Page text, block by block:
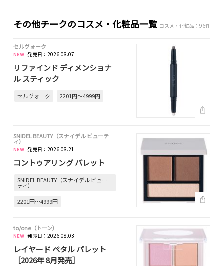
その他チークのコスメ・化粧品一覧 コスメ・化粧品：96件
セルヴォーク
発売日：2026.08.07
リファインド ディメンショナ
ル スティック
セルヴォーク 2201円～4999円
SNIDEL BEAUTY（スナイデル ビューテ
ィ）
発売日：2026.08.21
コントゥアリング パレット
SNIDEL BEAUTY（スナイデル ビュー
ティ）
2201円～4999円
to/one（トーン）
発売日：2026.08.03
レイヤード ペタル パレット
［2026年 8月発売］